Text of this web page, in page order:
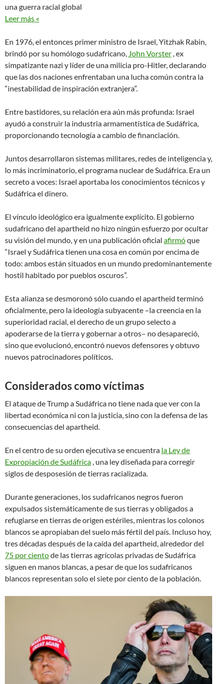
una guerra racial global
Leer más «
En 1976, el entonces primer ministro de Israel, Yitzhak Rabin,
brindó por su homólogo sudafricano, John Vorster , ex
simpatizante nazi y líder de una milicia pro-Hitler, declarando
que las dos naciones enfrentaban una lucha común contra la
“inestabilidad de inspiración extranjera”.
Entre bastidores, su relación era aún más profunda: Israel
ayudó a construir la industria armamentística de Sudáfrica,
proporcionando tecnología a cambio de financiación.
Juntos desarrollaron sistemas militares, redes de inteligencia y,
lo más incriminatorio, el programa nuclear de Sudáfrica. Era un
secreto a voces: Israel aportaba los conocimientos técnicos y
Sudáfrica el dinero.
El vínculo ideológico era igualmente explícito. El gobierno
sudafricano del apartheid no hizo ningún esfuerzo por ocultar
su visión del mundo, y en una publicación oficial afirmóque
“Israel y Sudáfrica tienen una cosa en común por encima de
todo: ambos están situados en un mundo predominantemente
hostil habitado por pueblos oscuros”.
Esta alianza se desmoronó sólo cuando el apartheid terminó
oficialmente, pero la ideología subyacente –la creencia en la
superioridad racial, el derecho de un grupo selecto a
apoderarse de la tierra y gobernar a otros– no desapareció,
sino que evolucionó, encontró nuevos defensores y obtuvo
nuevos patrocinadores políticos.
Considerados como víctimas
El ataque de Trump a Sudáfrica no tiene nada que ver con la
libertad económica ni con la justicia, sino con la defensa de las
consecuencias del apartheid.
En el centro de su orden ejecutiva se encuentra la Ley de
Expropiación de Sudáfrica , una ley diseñada para corregir
siglos de desposesión de tierras racializada.
Durante generaciones, los sudafricanos negros fueron
expulsados ​​sistemáticamente de sus tierras y obligados a
refugiarse en tierras de origen estériles, mientras los colonos
blancos se apropiaban del suelo más fértil del país. Incluso hoy,
tres décadas después de la caída del apartheid, alrededor del
75 por cientode las tierras agrícolas privadas de Sudáfrica
siguen en manos blancas, a pesar de que los sudafricanos
blancos representan solo el siete por ciento de la población.